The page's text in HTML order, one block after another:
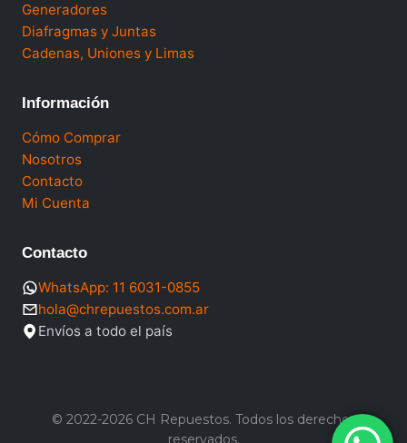
Generadores
Diafragmas y Juntas
Cadenas, Uniones y Limas
Información
Cómo Comprar
Nosotros
Contacto
Mi Cuenta
Contacto
WhatsApp: 11 6031-0855
hola@chrepuestos.com.ar
Envíos a todo el país
© 2022-2026 CH Repuestos. Todos los derechos
reservados.